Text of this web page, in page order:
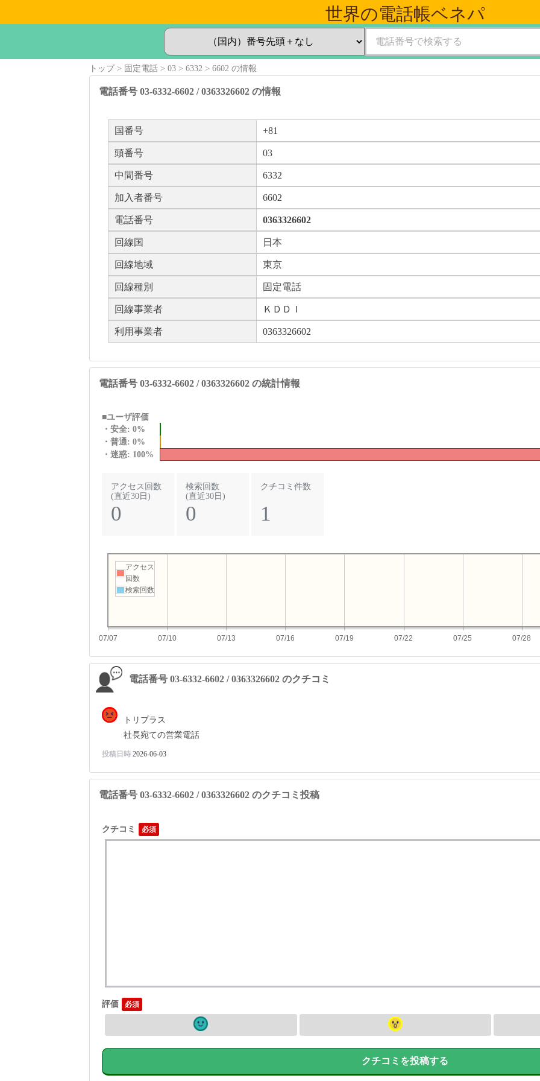
世界の電話帳ベネパ
トップ 固定電話 03 6332 6602 の情報
電話番号 03-6332-6602 / 0363326602 の情報
国番号 +81
頭番号 03
中間番号 6332
加入者番号 6602
電話番号 0363326602
回線国 日本
回線地域 東京
回線種別 固定電話
回線事業者 ＫＤＤＩ
利用事業者 0363326602
電話番号 03-6332-6602 / 0363326602 の統計情報
■ユーザ評価
・安全: 0%
・普通: 0%
・迷惑: 100%
アクセス回数
(直近30日)
0
検索回数
(直近30日)
0
クチコミ件数
1
07/07 07/10 07/13 07/16 07/19 07/22 07/25 07/28
アクセス
回数
検索回数
電話番号 03-6332-6602 / 0363326602 のクチコミ
トリプラス
社長宛ての営業電話
投稿日時 2026-06-03
電話番号 03-6332-6602 / 0363326602 のクチコミ投稿
クチコミ
評価